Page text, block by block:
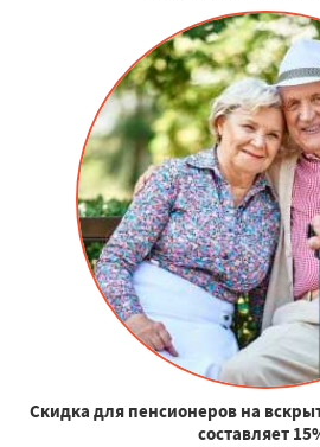
Скидка для пенсионеров на
составляет